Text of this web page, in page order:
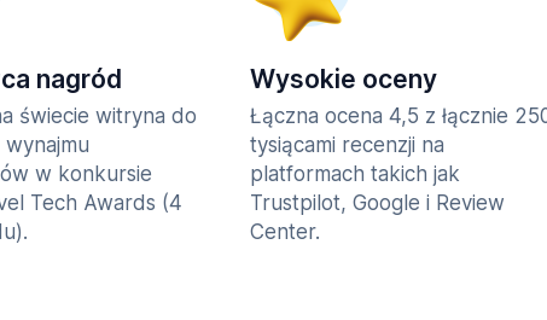
nagród
świecie witryna do
w konkursie
Tech Awards (4
Wysokie oceny
Łączna ocena 4,5 z łącznie
tysiącami recenzji na
platformach takich jak
Trustpilot, Google i Review
Center.